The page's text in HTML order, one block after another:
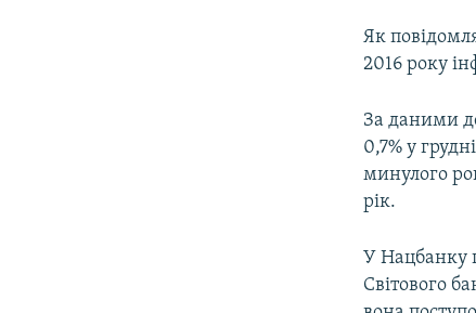
Як
2016 року
За даними
0,7% у
минулого
рік.
У Нацбанку
Світового